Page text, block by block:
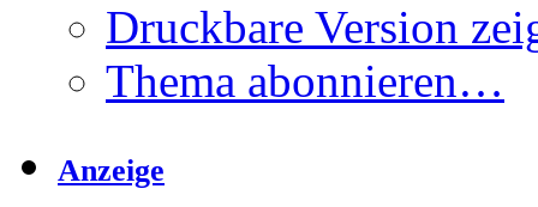
Druckbare Version
Thema abonnieren…
Anzeige